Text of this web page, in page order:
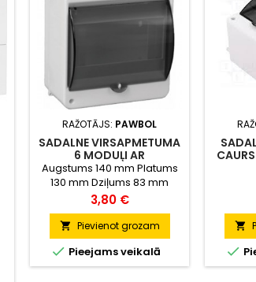
RAŽOTĀJS: PAWBOL
SADALNE VIRSAPMETUMA
6 MODUĻI AR
CAURSPĪDĪGĀM DURVĪM
IP40
Augstums 140 mm Platums
130 mm Dziļums 83 mm
Iekšējais dziļums 62 mm
Cena
3,80 €
 Pievienot grozam
 Pieejams veikalā

